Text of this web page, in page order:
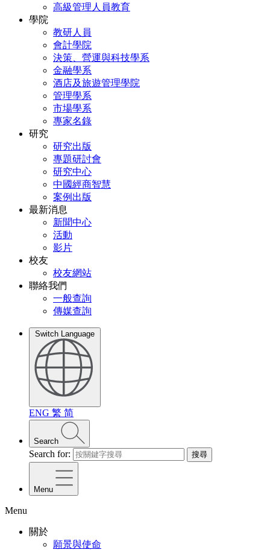
高級管理人員教育
學院
教研人員
會計學院
決策、營運與科技學系
金融學系
酒店及旅遊管理學院
管理學系
市場學系
專家名錄
研究
研究出版
專題研討會
研究中心
中國經商智慧
案例出版
最新消息
新聞中心
活動
影片
校友
校友網站
聯絡我們
一般查詢
傳媒查詢
Switch Language
ENG 繁 简
Search
Search for: 搜尋
Menu
Menu
關於
願景與使命